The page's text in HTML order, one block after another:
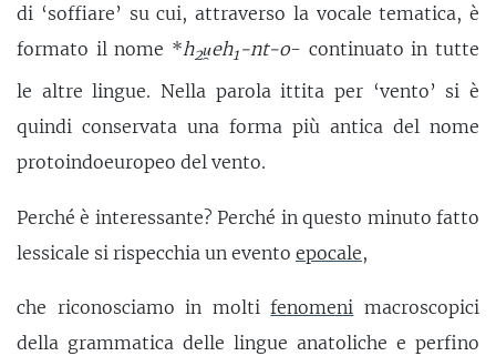
di ‘soffiare’ su cui, attraverso la vocale tematica, è
formato il nome *h2u̯eh1-nt-o- continuato in tutte
le altre lingue. Nella parola ittita per ‘vento’ si è
quindi conservata una forma più antica del nome
protoindoeuropeo del vento.
Perché è interessante? Perché in questo minuto fatto
lessicale si rispecchia un evento epocale,
che riconosciamo in moltifenomeni macroscopici
della grammatica delle lingue anatoliche e perfino